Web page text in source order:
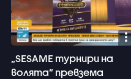
„SESAME турнири на
волята” превзема